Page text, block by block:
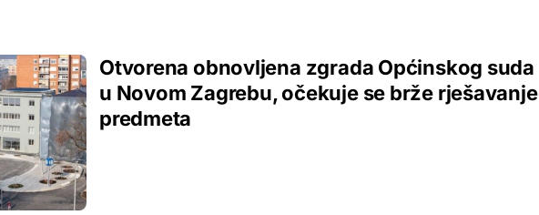
Otvorena obnovljena zgrada Općinskog suda
u Novom Zagrebu, očekuje se brže rješavanje
predmeta